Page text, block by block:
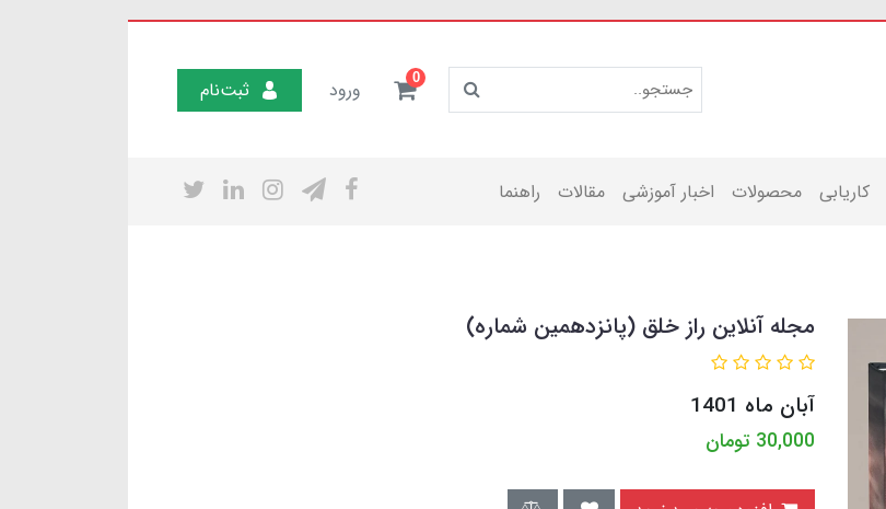
0 ورود ثبت‌نام
کاریابی محصولات اخبار آموزشی مقالات راهنما
مجله آنلاین راز خلق (پانزدهمین شماره)
آبان ماه 1401
30,000 تومان